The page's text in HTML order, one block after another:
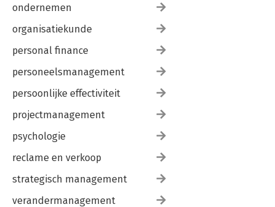
ondernemen
organisatiekunde
personal finance
personeelsmanagement
persoonlijke effectiviteit
projectmanagement
psychologie
reclame en verkoop
strategisch management
verandermanagement